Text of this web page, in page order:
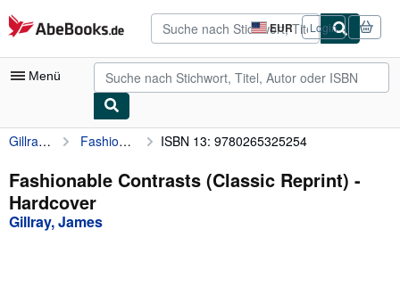
Zum Hauptinhalt
AbeBooks.de EUR
Seite
der
Einkaufseinstellungen.
Login
Menü
Nutzerkonto
Meine Bestellungen
Detailsuche
Sammlungen
Gillray, James Fashionable Contrasts (Classic Reprint) ISBN 13: 9780265325254
Fashionable Contrasts (Classic Reprint) -
Hardcover
Gillray, James